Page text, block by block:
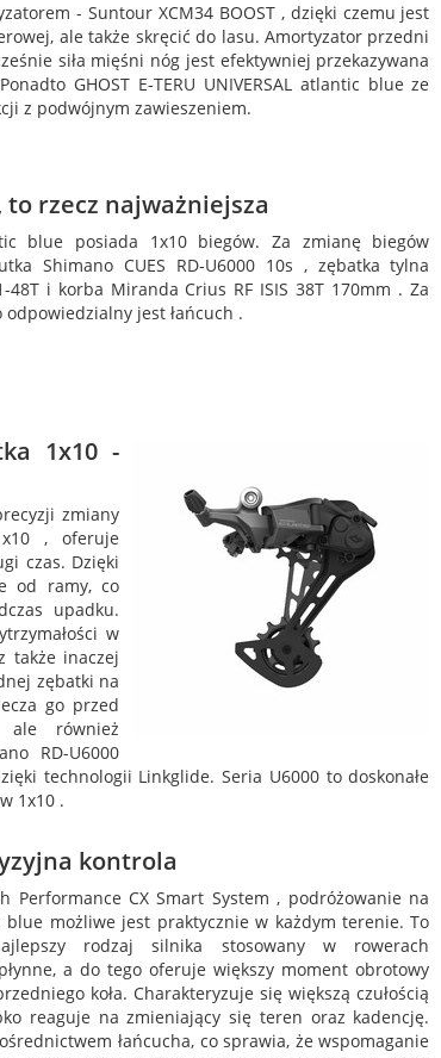
- Suntour XCM34 BOOST , dzięki czemu jest
ale także skręcić do lasu. Amortyzator przedni
siła mięśni nóg jest efektywniej przekazywana
GHOST E-TERU UNIVERSAL atlantic blue ze
z podwójnym zawieszeniem.
rzecz najważniejsza
blue posiada 1x10 biegów. Za zmianę biegów
Shimano CUES RD-U6000 10s , zębatka tylna
48T i korba Miranda Crius RF ISIS 38T 170mm . Za
jest łańcuch .
1x10 -
zmiany
, oferuje
czas. Dzięki
od ramy, co
upadku.
w
także inaczej
zębatki na
go przed
ale również
RD-U6000
technologii Linkglide. Seria U6000 to doskonałe
1x10 .
kontrola
Performance CX Smart System , podróżowanie na
blue możliwe jest praktycznie w każdym terenie. To
rodzaj silnika stosowany w rowerach
a do tego oferuje większy moment obrotowy
koła. Charakteryzuje się większą czułością
reaguje na zmieniający się teren oraz kadencję.
łańcucha, co sprawia, że wspomaganie